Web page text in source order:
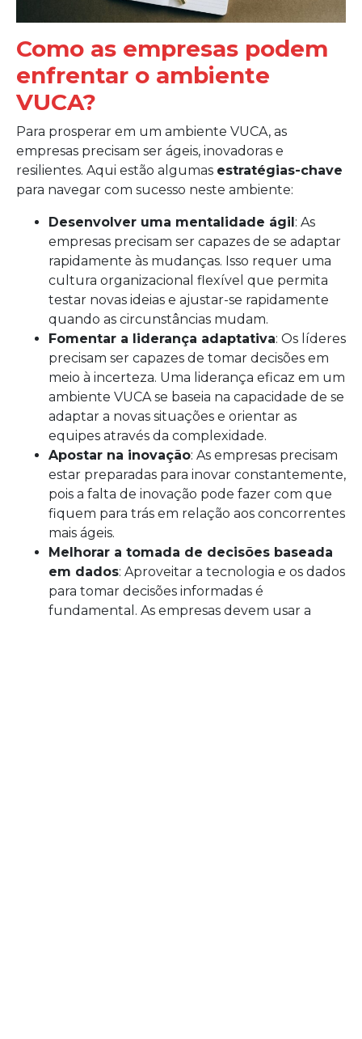
Como as empresas podem
enfrentar o ambiente
VUCA?
Para prosperar em um ambiente VUCA, as
empresas precisam ser ágeis, inovadoras e
resilientes. Aqui estão algumas estratégias-chave
para navegar com sucesso neste ambiente:
Desenvolver uma mentalidade ágil: As
empresas precisam ser capazes de se adaptar
rapidamente às mudanças. Isso requer uma
cultura organizacional flexível que permita
testar novas ideias e ajustar-se rapidamente
quando as circunstâncias mudam.
Fomentar a liderança adaptativa: Os líderes
precisam ser capazes de tomar decisões em
meio à incerteza. Uma liderança eficaz em um
ambiente VUCA se baseia na capacidade de se
adaptar a novas situações e orientar as
equipes através da complexidade.
Apostar na inovação: As empresas precisam
estar preparadas para inovar constantemente,
pois a falta de inovação pode fazer com que
fiquem para trás em relação aos concorrentes
mais ágeis.
Melhorar a tomada de decisões baseada
em dados: Aproveitar a tecnologia e os dados
para tomar decisões informadas é
fundamental. As empresas devem usar a